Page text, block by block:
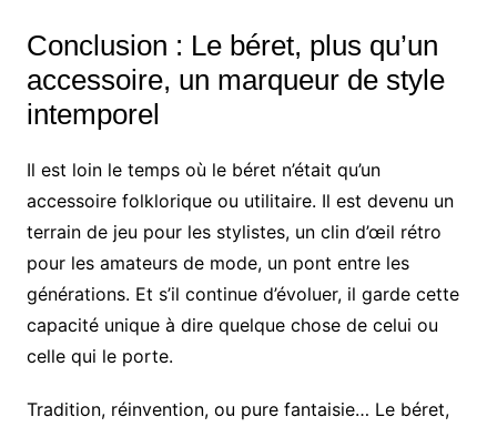
Conclusion : Le béret, plus qu’un
accessoire, un marqueur de style
intemporel
Il est loin le temps où le béret n’était qu’un
accessoire folklorique ou utilitaire. Il est devenu un
terrain de jeu pour les stylistes, un clin d’œil rétro
pour les amateurs de mode, un pont entre les
générations. Et s’il continue d’évoluer, il garde cette
capacité unique à dire quelque chose de celui ou
celle qui le porte.
Tradition, réinvention, ou pure fantaisie… Le béret,